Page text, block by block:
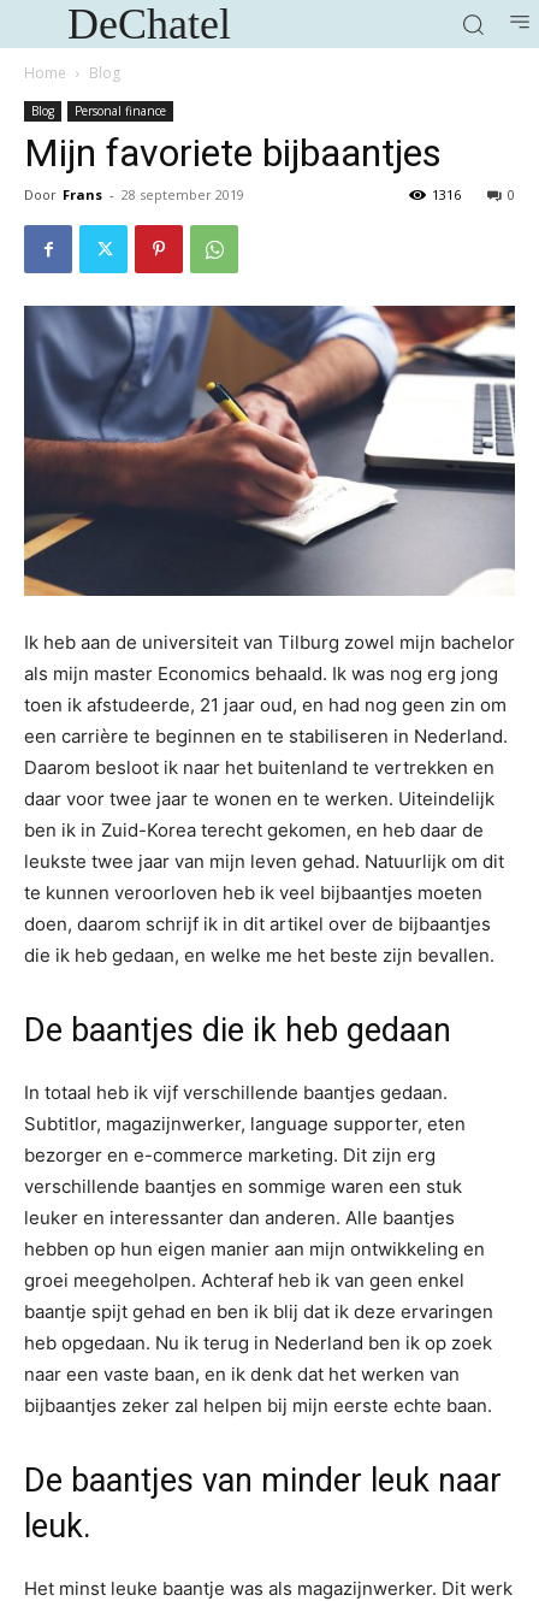
DeChatel
Home Blog
Blog Personal finance
Mijn favoriete bijbaantjes
Door Frans - 28 september 2019 0
1316
Ik heb aan de universiteit van Tilburg zowel mijn bachelor
als mijn master Economics behaald. Ik was nog erg jong
toen ik afstudeerde, 21 jaar oud, en had nog geen zin om
een carrière te beginnen en te stabiliseren in Nederland.
Daarom besloot ik naar het buitenland te vertrekken en
daar voor twee jaar te wonen en te werken. Uiteindelijk
ben ik in Zuid-Korea terecht gekomen, en heb daar de
leukste twee jaar van mijn leven gehad. Natuurlijk om dit
te kunnen veroorloven heb ik veel bijbaantjes moeten
doen, daarom schrijf ik in dit artikel over de bijbaantjes
die ik heb gedaan, en welke me het beste zijn bevallen.
De baantjes die ik heb gedaan
In totaal heb ik vijf verschillende baantjes gedaan.
Subtitlor, magazijnwerker, language supporter, eten
bezorger en e-commerce marketing. Dit zijn erg
verschillende baantjes en sommige waren een stuk
leuker en interessanter dan anderen. Alle baantjes
hebben op hun eigen manier aan mijn ontwikkeling en
groei meegeholpen. Achteraf heb ik van geen enkel
baantje spijt gehad en ben ik blij dat ik deze ervaringen
heb opgedaan. Nu ik terug in Nederland ben ik op zoek
naar een vaste baan, en ik denk dat het werken van
bijbaantjes zeker zal helpen bij mijn eerste echte baan.
De baantjes van minder leuk naar
leuk.
Het minst leuke baantje was als magazijnwerker. Dit werk